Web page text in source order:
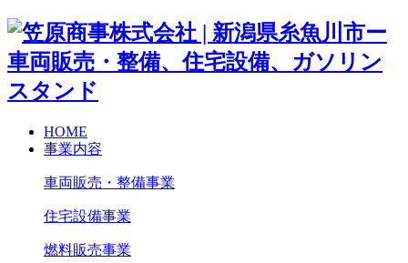
HOME
事業内容
車両販売・整備事業
住宅設備事業
燃料販売事業